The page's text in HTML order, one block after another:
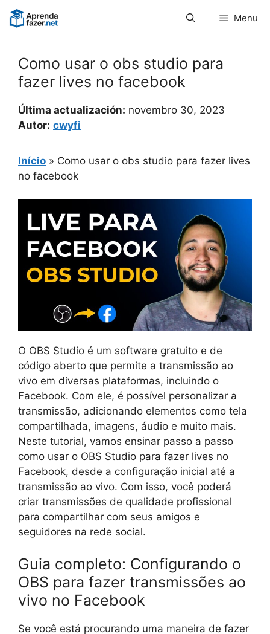
Pular
para
Menu
Como usar o obs studio para
fazer lives no facebook
Última actualización: novembro 30, 2023
Autor: cwyfi
Início » Como usar o obs studio para fazer lives
no facebook
O OBS Studio é um software gratuito e de
código aberto que permite a transmissão ao
vivo em diversas plataformas, incluindo o
Facebook. Com ele, é possível personalizar a
transmissão, adicionando elementos como tela
compartilhada, imagens, áudio e muito mais.
Neste tutorial, vamos ensinar passo a passo
como usar o OBS Studio para fazer lives no
Facebook, desde a configuração inicial até a
transmissão ao vivo. Com isso, você poderá
criar transmissões de qualidade profissional
para compartilhar com seus amigos e
seguidores na rede social.
Guia completo: Configurando o
OBS para fazer transmissões ao
vivo no Facebook
Se você está procurando uma maneira de fazer